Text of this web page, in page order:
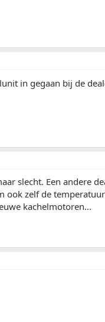
in gegaan bij de
slecht. Een andere
ook zelf de
kachelmotoren...